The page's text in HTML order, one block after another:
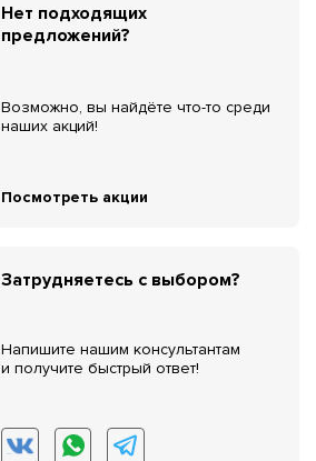
Нет подходящих
предложений?
Возможно, вы найдёте что-то среди
наших акций!
Посмотреть акции
Затрудняетесь с выбором?
Напишите нашим консультантам
и получите быстрый ответ!